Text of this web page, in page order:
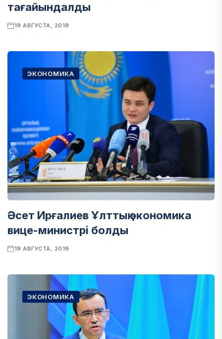
тағайындалды
19 АВГУСТА, 2019
ЭКОНОМИКА
Әсет Ирғалиев Ұлттық экономика
вице-министрі болды
19 АВГУСТА, 2019
ЭКОНОМИКА